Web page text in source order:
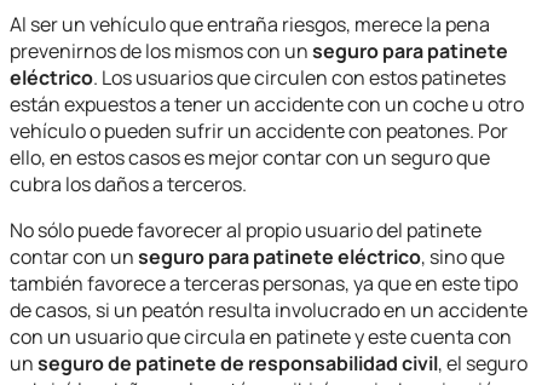
Al ser un vehículo que entraña riesgos, merece la pena
prevenirnos de los mismos con unseguro para patinete
eléctrico. Los usuarios que circulen con estos patinetes
están expuestos a tener un accidente con un coche u otro
vehículo o pueden sufrir un accidente con peatones. Por
ello, en estos casos es mejor contar con un seguro que
cubra los daños a terceros.
No sólo puede favorecer al propio usuario del patinete
contar con unseguro para patinete eléctrico, sino que
también favorece a terceras personas, ya que en este tipo
de casos, si un peatón resulta involucrado en un accidente
con un usuario que circula en patinete y este cuenta con
unseguro de patinete de responsabilidad civil, el seguro